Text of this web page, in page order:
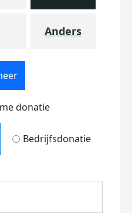
Anders
donatie
Bedrijfsdonatie